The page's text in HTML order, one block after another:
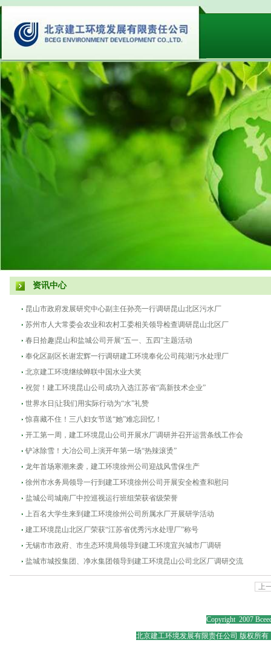
资讯中心
昆山市政府发展研究中心副主任孙亮一行调研昆山北区污水厂
苏州市人大常委会农业和农村工委相关领导检查调研昆山北区厂
春日拾趣|昆山和盐城公司开展“五一、五四”主题活动
奉化区副区长谢宏辉一行调研建工环境奉化公司莼湖污水处理厂
北京建工环境继续蝉联中国水业大奖
祝贺！建工环境昆山公司成功入选江苏省“高新技术企业”
世界水日|让我们用实际行动为“水”礼赞
惊喜藏不住！三八妇女节送“她”难忘回忆！
开工第一周，建工环境昆山公司开展水厂调研并召开运营条线工作会
铲冰除雪！大冶公司上演开年第一场“热辣滚烫”
龙年首场寒潮来袭，建工环境徐州公司迎战风雪保生产
徐州市水务局领导一行到建工环境徐州公司开展安全检查和慰问
盐城公司城南厂中控巡视运行班组荣获省级荣誉
上百名大学生来到建工环境徐州公司所属水厂开展研学活动
建工环境昆山北区厂荣获“江苏省优秀污水处理厂”称号
无锡市市政府、市生态环境局领导到建工环境宜兴城市厂调研
盐城市城投集团、净水集团领导到建工环境昆山公司北区厂调研交流
上
Copyright 2007
北京建工环境发展有限责任公司 版